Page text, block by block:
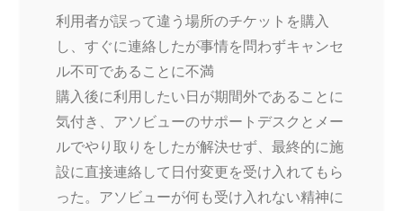
利用者が誤って違う場所のチケットを購入
し、すぐに連絡したが事情を問わずキャンセ
ル不可であることに不満
購入後に利用したい日が期間外であることに
気付き、アソビューのサポートデスクとメー
ルでやり取りをしたが解決せず、最終的に施
設に直接連絡して日付変更を受け入れてもら
った。アソビューが何も受け入れない精神に